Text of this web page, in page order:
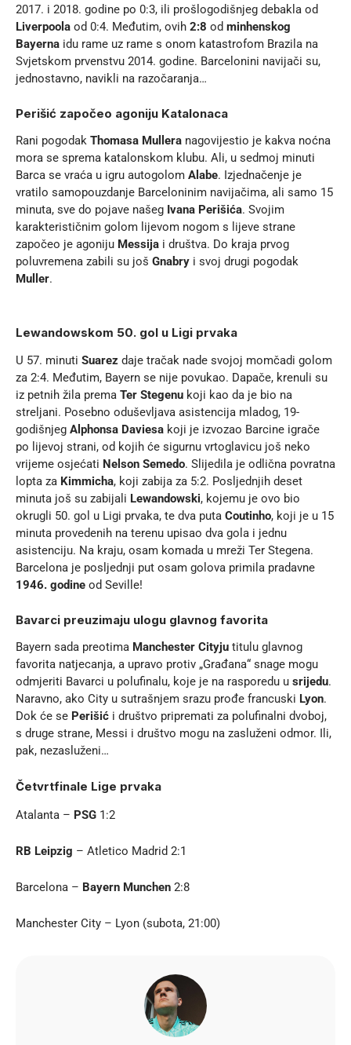
2017. i 2018. godine po 0:3, ili prošlogodišnjeg debakla od
Liverpoola od 0:4. Međutim, ovih 2:8 od minhenskog
Bayerna idu rame uz rame s onom katastrofom Brazila na
Svjetskom prvenstvu 2014. godine. Barcelonini navijači su,
jednostavno, navikli na razočaranja…
Perišić započeo agoniju Katalonaca
Rani pogodak Thomasa Mullera nagovijestio je kakva noćna
mora se sprema katalonskom klubu. Ali, u sedmoj minuti
Barca se vraća u igru autogolom Alabe. Izjednačenje je
vratilo samopouzdanje Barceloninim navijačima, ali samo 15
minuta, sve do pojave našeg Ivana Perišića. Svojim
karakterističnim golom lijevom nogom s lijeve strane
započeo je agoniju Messija i društva. Do kraja prvog
poluvremena zabili su još Gnabry i svoj drugi pogodak
Muller.
Lewandowskom 50. gol u Ligi prvaka
U 57. minuti Suarez daje tračak nade svojoj momčadi golom
za 2:4. Međutim, Bayern se nije povukao. Dapače, krenuli su
iz petnih žila prema Ter Stegenu koji kao da je bio na
streljani. Posebno oduševljava asistencija mladog, 19-
godišnjeg Alphonsa Daviesa koji je izvozao Barcine igrače
po lijevoj strani, od kojih će sigurnu vrtoglavicu još neko
vrijeme osjećati Nelson Semedo. Slijedila je odlična povratna
lopta za Kimmicha, koji zabija za 5:2. Posljednjih deset
minuta još su zabijali Lewandowski, kojemu je ovo bio
okrugli 50. gol u Ligi prvaka, te dva puta Coutinho, koji je u 15
minuta provedenih na terenu upisao dva gola i jednu
asistenciju. Na kraju, osam komada u mreži Ter Stegena.
Barcelona je posljednji put osam golova primila pradavne
1946. godine od Seville!
Bavarci preuzimaju ulogu glavnog favorita
Bayern sada preotima Manchester Cityju titulu glavnog
favorita natjecanja, a upravo protiv „Građana“ snage mogu
odmjeriti Bavarci u polufinalu, koje je na rasporedu u srijedu.
Naravno, ako City u sutrašnjem srazu prođe francuski Lyon.
Dok će se Perišić i društvo pripremati za polufinalni dvoboj,
s druge strane, Messi i društvo mogu na zasluženi odmor. Ili,
pak, nezasluženi…
Četvrtfinale Lige prvaka
Atalanta – PSG 1:2
RB Leipzig – Atletico Madrid 2:1
Barcelona – Bayern Munchen 2:8
Manchester City – Lyon (subota, 21:00)